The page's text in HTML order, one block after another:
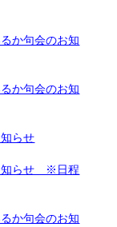
か句会のお知
か句会のお知
らせ
知らせ ※日程
か句会のお知